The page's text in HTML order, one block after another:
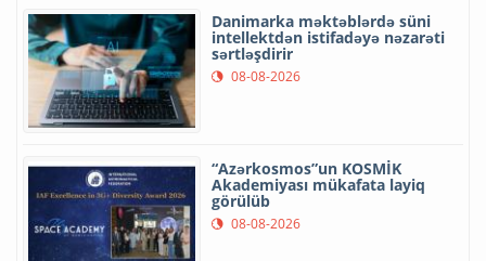
Danimarka məktəblərdə süni
intellektdən istifadəyə nəzarəti
sərtləşdirir
08-08-2026
“Azərkosmos”un KOSMİK
Akademiyası mükafata layiq
görülüb
08-08-2026